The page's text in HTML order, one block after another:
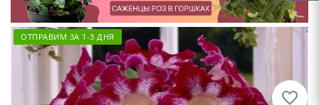
ОТПРАВИМ ЗА 1-3 ДНЯ